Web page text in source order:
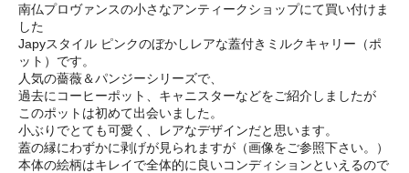
南仏プロヴァンスの小さなアンティークショップにて買い付けま
した
Japyスタイル ピンクのぼかしレアな蓋付きミルクキャリー（ポ
ット）です。
人気の薔薇＆パンジーシリーズで、
過去にコーヒーポット、キャニスターなどをご紹介しましたが
このポットは初めて出会いました。
小ぶりでとても可愛く、レアなデザインだと思います。
蓋の縁にわずかに剥げが見られますが（画像をご参照下さい。）
本体の絵柄はキレイで全体的に良いコンディションといえるので